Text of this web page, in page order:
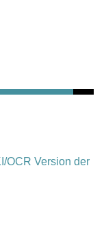
OCR Version der